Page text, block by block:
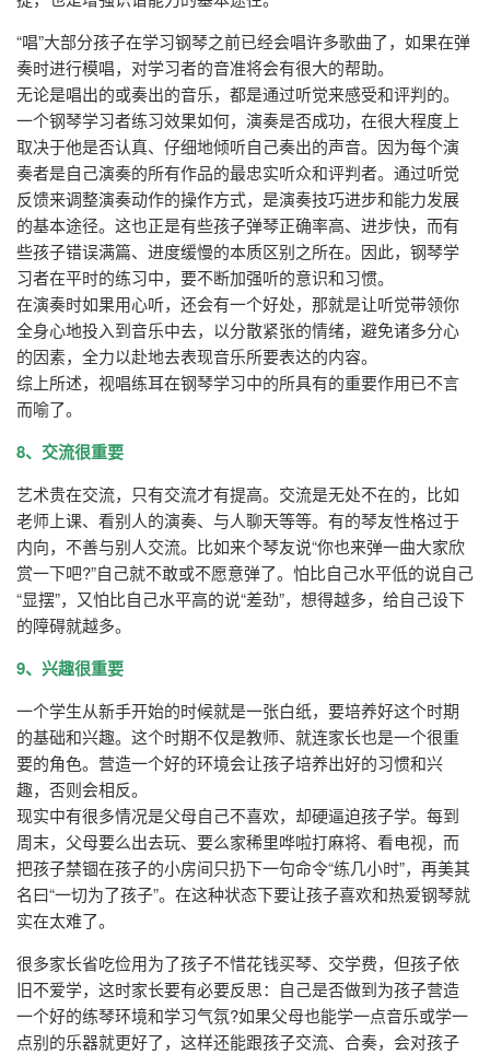
“唱”大部分孩子在学习钢琴之前已经会唱许多歌曲了，如果在弹
奏时进行模唱，对学习者的音准将会有很大的帮助。
无论是唱出的或奏出的音乐，都是通过听觉来感受和评判的。
一个钢琴学习者练习效果如何，演奏是否成功，在很大程度上
取决于他是否认真、仔细地倾听自己奏出的声音。因为每个演
奏者是自己演奏的所有作品的最忠实听众和评判者。通过听觉
反馈来调整演奏动作的操作方式，是演奏技巧进步和能力发展
的基本途径。这也正是有些孩子弹琴正确率高、进步快，而有
些孩子错误满篇、进度缓慢的本质区别之所在。因此，钢琴学
习者在平时的练习中，要不断加强听的意识和习惯。
在演奏时如果用心听，还会有一个好处，那就是让听觉带领你
全身心地投入到音乐中去，以分散紧张的情绪，避免诸多分心
的因素，全力以赴地去表现音乐所要表达的内容。
综上所述，视唱练耳在钢琴学习中的所具有的重要作用已不言
而喻了。
8、交流很重要
艺术贵在交流，只有交流才有提高。交流是无处不在的，比如
老师上课、看别人的演奏、与人聊天等等。有的琴友性格过于
内向，不善与别人交流。比如来个琴友说“你也来弹一曲大家欣
赏一下吧?”自己就不敢或不愿意弹了。怕比自己水平低的说自己
“显摆”，又怕比自己水平高的说“差劲”，想得越多，给自己设下
的障碍就越多。
9、兴趣很重要
一个学生从新手开始的时候就是一张白纸，要培养好这个时期
的基础和兴趣。这个时期不仅是教师、就连家长也是一个很重
要的角色。营造一个好的环境会让孩子培养出好的习惯和兴
趣，否则会相反。
现实中有很多情况是父母自己不喜欢，却硬逼迫孩子学。每到
周末，父母要么出去玩、要么家稀里哗啦打麻将、看电视，而
把孩子禁锢在孩子的小房间只扔下一句命令“练几小时”，再美其
名曰“一切为了孩子”。在这种状态下要让孩子喜欢和热爱钢琴就
实在太难了。
很多家长省吃俭用为了孩子不惜花钱买琴、交学费，但孩子依
旧不爱学，这时家长要有必要反思：自己是否做到为孩子营造
一个好的练琴环境和学习气氛?如果父母也能学一点音乐或学一
点别的乐器就更好了，这样还能跟孩子交流、合奏，会对孩子